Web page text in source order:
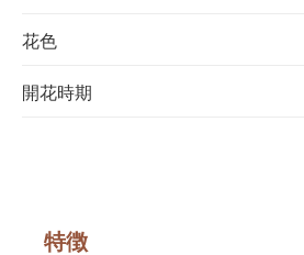
花色
開花時期
特徴